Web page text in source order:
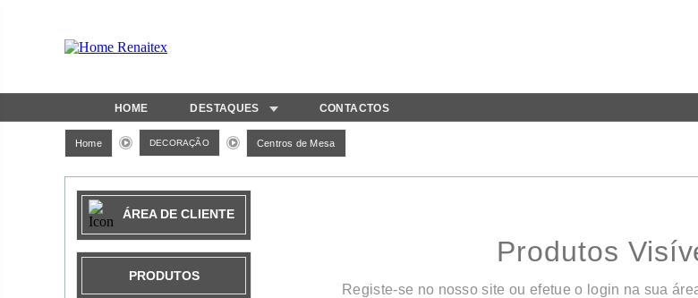
HOME DESTAQUES CONTACTOS
Home DECORAÇÃO Centros de Mesa
ÁREA DE CLIENTE
PRODUTOS
Produtos
Registe-se no nosso site ou efetue o login na sua